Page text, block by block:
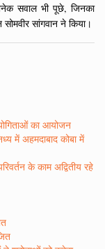
सवाल भी पूछे, जिनका
सांगवान ने किया।
का आयोजन
में अहमदाबाद कोबा में
के काम अद्वितीय रहे